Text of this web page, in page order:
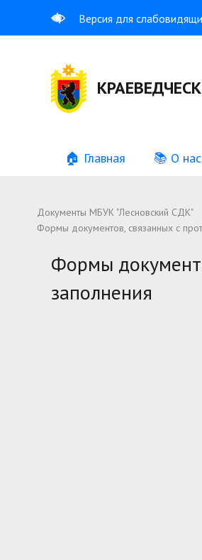
Версия для
🏠 Главная 📚 О нас
Общая информация
Учредительные документы
Противодействие коррупции
Документы МБУК "Лесновский СДК"
Формы документов, связанных с
Формы
заполнения